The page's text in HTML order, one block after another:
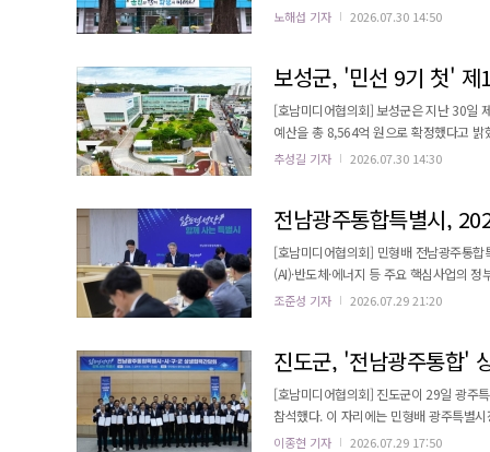
락 군수의 첫 공식 군민 소통 자리인 이번
노해섭 기자 2026.07.30 14:50
보성군, '민선 9기 첫'
[호남미디어협의회] 보성군은 지난 30일
예산을 총 8,564억 원으로 확정했다고
원보다 1,274억 원 증액된 규모다. 회계
추성길 기자 2026.07.30 14:30
전남광주통합특별시,
[호남미디어협의회] 민형배 전남광주통
(AI)·반도체·에너지 등 주요 핵심사업의 정부예산안
027년도 국고 건의사업은 총 1676건,
조준성 기자 2026.07.29 21:20
진도군, '전남광주통합'
[호남미디어협의회] 진도군이 29일 광주
참석했다. 이 자리에는 민형배 광주특별시
는 참석자 소개, 광주특별시장 인사말씀
이종현 기자 2026.07.29 17:50